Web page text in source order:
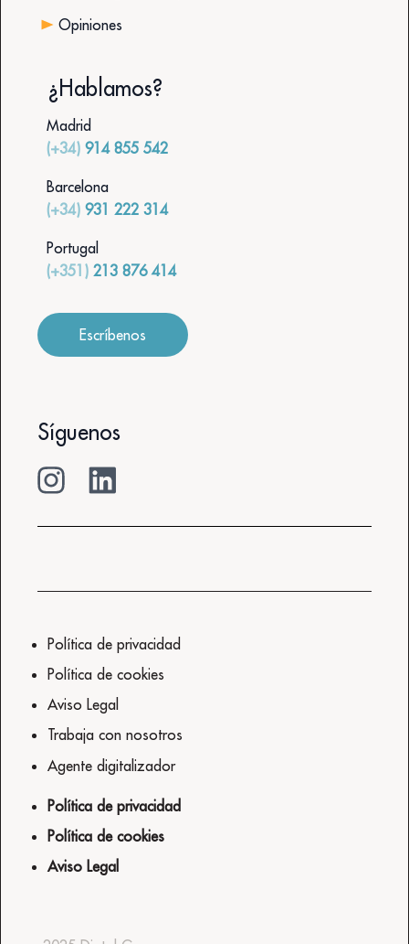
¿Hablamos?
Madrid
(+34) 914 855 542
Barcelona
(+34) 931 222 314
Portugal
(+351) 213 876 414
Escríbenos
Opiniones
Síguenos
Política de privacidad
Política de cookies
Aviso Legal
Trabaja con nosotros
Agente digitalizador
Política de privacidad
Política de cookies
Aviso Legal